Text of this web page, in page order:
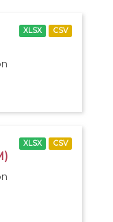
XLSX CSV
XLSX CSV